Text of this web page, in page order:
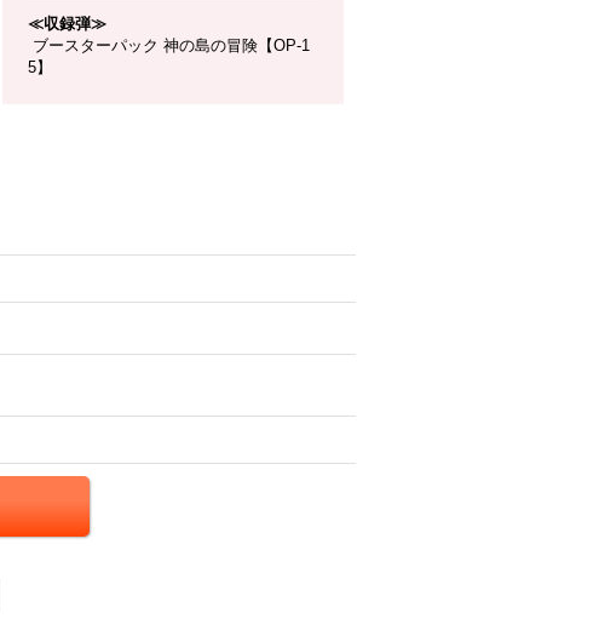
≪収録弾≫
ブースターパック 神の島の冒険【OP-1
5】